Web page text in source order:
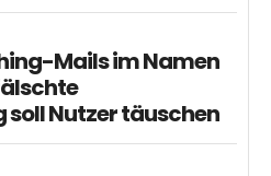
Mails im Namen
Nutzer täuschen